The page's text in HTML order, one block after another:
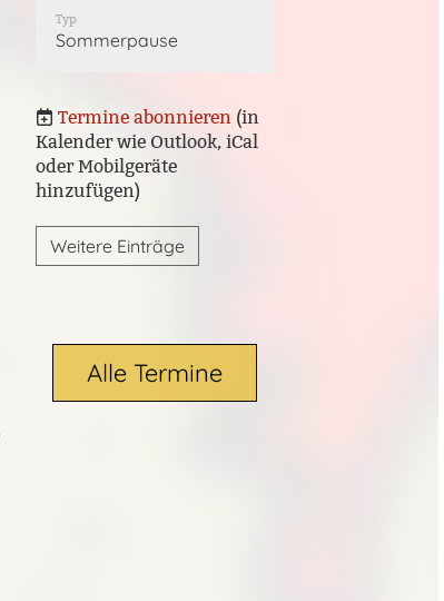
Typ
Sommerpause
Termine abonnieren (in
Kalender wie Outlook, iCal
oder Mobilgeräte
hinzufügen)
Weitere Einträge
Alle Termine